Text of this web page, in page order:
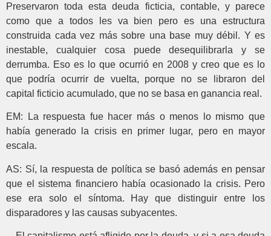
Preservaron toda esta deuda ficticia, contable, y parece
como que a todos les va bien pero es una estructura
construida cada vez más sobre una base muy débil. Y es
inestable, cualquier cosa puede desequilibrarla y se
derrumba. Eso es lo que ocurrió en 2008 y creo que es lo
que podría ocurrir de vuelta, porque no se libraron del
capital ficticio acumulado, que no se basa en ganancia real.
EM: La respuesta fue hacer más o menos lo mismo que
había generado la crisis en primer lugar, pero en mayor
escala.
AS: Sí, la respuesta de política se basó además en pensar
que el sistema financiero había ocasionado la crisis. Pero
ese era solo el síntoma. Hay que distinguir entre los
disparadores y las causas subyacentes.